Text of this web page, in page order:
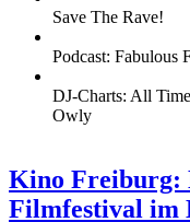
Save The Rave!
Podcast: Fabulous
DJ-Charts: All
Owly
Kino Freiburg:
Filmfestival im